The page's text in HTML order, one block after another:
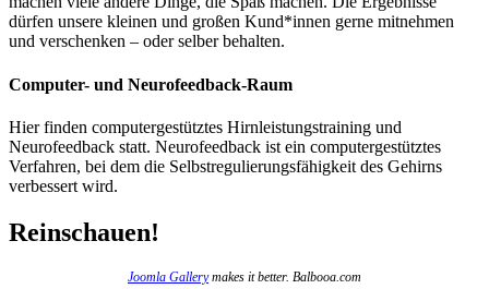
dürfen unsere kleinen und großen Kund*innen gerne mitnehmen
und verschenken – oder selber behalten.
Computer- und Neurofeedback-Raum
Hier finden computergestütztes Hirnleistungstraining und
Neurofeedback statt. Neurofeedback ist ein computergestütztes
Verfahren, bei dem die Selbstregulierungsfähigkeit des Gehirns
verbessert wird.
Reinschauen!
Joomla Gallerymakes it better. Balbooa.com